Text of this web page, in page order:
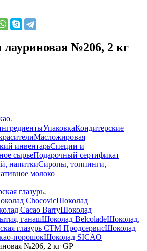
лауриновая №206, 2 кг
УпаковкаКондитерские
Масложировая
инвентарьСпеции и
сырьеПодарочный сертификат
напиткиСиропы, топпинги,
молоко
глазурь
ChocovicШоколад
Cacao BarryШоколад
ганашШоколад BelcoladeШоколад,
глазурь СТМ ПродсервисШоколад
порошокШоколад SICAO
№206, 2 кг GP